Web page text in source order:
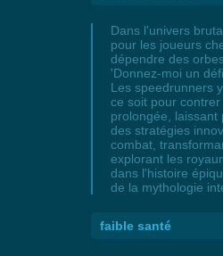
Dans l'univers
pour les joueurs
dépendre des
'Donnez-moi un
Les speedrunners
ce soit pour
prolongée,
des stratégies
combat,
explorant les
dans l'histoire
de la mythologie
faible santé